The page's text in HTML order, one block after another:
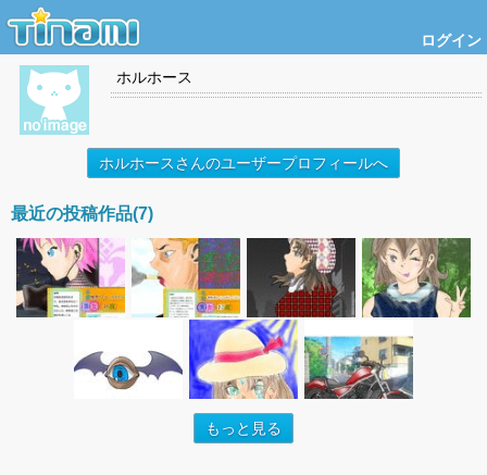
ログイン
ホルホース
ホルホースさんのユーザープロフィールへ
最近の投稿作品(7)
もっと見る